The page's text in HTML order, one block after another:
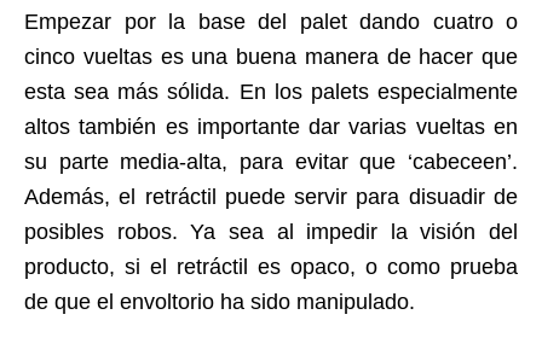
Empezar por la base del palet dando cuatro o
cinco vueltas es una buena manera de hacer que
esta sea más sólida. En los palets especialmente
altos también es importante dar varias vueltas en
su parte media-alta, para evitar que ‘cabeceen’.
Además, el retráctil puede servir para disuadir de
posibles robos. Ya sea al impedir la visión del
producto, si el retráctil es opaco, o como prueba
de que el envoltorio ha sido manipulado.